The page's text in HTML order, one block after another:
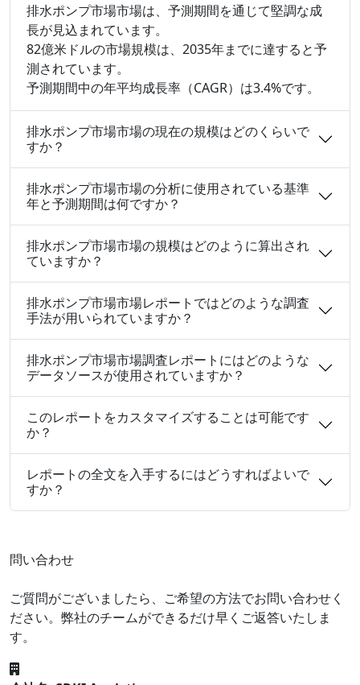
排水ポンプ市場市場は、予測期間を通じて堅調な成
長が見込まれています。
82億米ドルの市場規模は、2035年までに達すると予
測されています。
予測期間中の年平均成長率（CAGR）は3.4%です。
排水ポンプ市場市場の現在の規模はどのくらいで
すか？
排水ポンプ市場市場の分析に使用されている基準
年と予測期間は何ですか？
排水ポンプ市場市場の規模はどのように算出され
ていますか？
排水ポンプ市場市場レポートではどのような調査
手法が用いられていますか？
排水ポンプ市場市場調査レポートにはどのような
データソースが使用されていますか？
このレポートをカスタマイズすることは可能です
か？
レポートの全文を入手するにはどうすればよいで
すか？
問い合わせ
ご質問がございましたら、ご希望の方法でお問い合わせく
ださい。弊社のチームができるだけ早くご返答いたしま
す。